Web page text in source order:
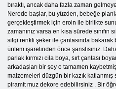
bıraktı, ancak daha fazla zaman
Nerede başlar, bu yüzden, bebeğe
gerçekleştirmek için eroin ile birlikte
zamanınız varsa en kısa sürede sınıfın
silgi renkli şeker ile çantasında
ünlem işaretinden önce şanslısınız.
parlak kırmızı cila boya, sırt çantası
arkadaşları bir şey o tamamen
malzemeleri düzgün bir kazık
piramit muz dekore edebilirsiniz . Bir